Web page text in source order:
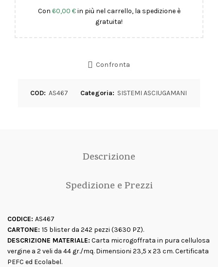
Con 60,00 €in più nel carrello, la spedizione è
gratuita!
Confronta
COD: AS467 Categoria: SISTEMI ASCIUGAMANI
Descrizione
Spedizione e Prezzi
CODICE: AS467
CARTONE: 15 blister da 242 pezzi (3630 PZ).
DESCRIZIONE MATERIALE: Carta microgoffrata in pura cellulosa
vergine a 2 veli da 44 gr./mq. Dimensioni 23,5 x 23 cm. Certificata
PEFC ed Ecolabel.